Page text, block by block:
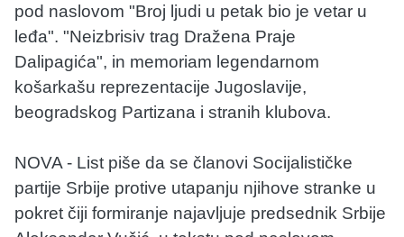
pod naslovom "Broj ljudi u petak bio je vetar u
leđa". "Neizbrisiv trag Dražena Praje
Dalipagića", in memoriam legendarnom
košarkašu reprezentacije Jugoslavije,
beogradskog Partizana i stranih klubova.
NOVA - List piše da se članovi Socijalističke
partije Srbije protive utapanju njihove stranke u
pokret čiji formiranje najavljuje predsednik Srbije